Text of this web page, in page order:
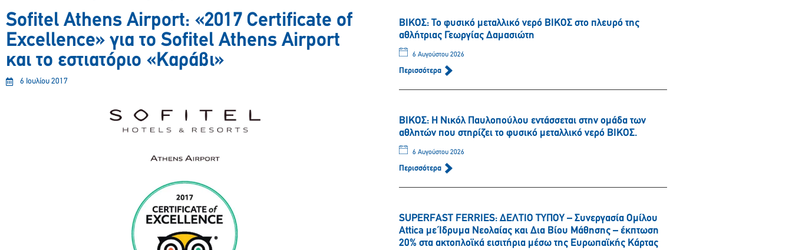
Sofitel Athens Airport: «2017 Certificate of
Excellence» για το Sofitel Athens Airport
και το εστιατόριο «Καράβι»
6 Ιουλίου 2017
ΒΙΚΟΣ: Το φυσικό μεταλλικό νερό ΒΙΚΟΣ στο πλευρό της
αθλήτριας Γεωργίας Δαμασιώτη
6 Αυγούστου 2026
Περισσότερα
ΒΙΚΟΣ: Η Νικόλ Παυλοπούλου εντάσσεται στην ομάδα των
αθλητών που στηρίζει το φυσικό μεταλλικό νερό ΒΙΚΟΣ.
6 Αυγούστου 2026
Περισσότερα
SUPERFAST FERRIES: ΔΕΛΤΙΟ ΤΥΠΟΥ – Συνεργασία Ομίλου
Attica με Ίδρυμα Νεολαίας και Δια Βίου Μάθησης – έκπτωση
20% στα ακτοπλοϊκά εισιτήρια μέσω της Ευρωπαϊκής Κάρτας